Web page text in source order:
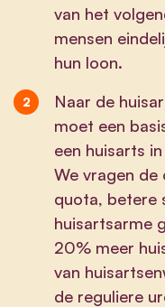
van het
mensen
hun loon.
Naar de
moet een
een huisarts
We vragen de
quota, betere
huisartsarme
20% meer
van
de reguliere